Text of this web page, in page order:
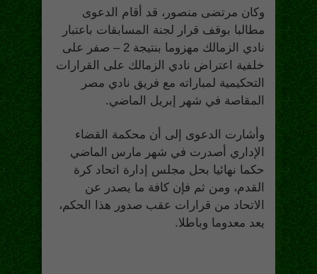
وكان مرتضى منصور، قد أقام الدعوى
مطالبا بوقف قرار لجنة المسابقات باعتبار
نادي الزمالك مهزوما بنتيجة 2 – صفر على
خلفية اعتراض نادي الزمالك على القرارات
التحكيمية لمباراته مع فريق نادي مصر
المقاصة في شهر إبريل الماضي.
وأشارت الدعوى إلى أن محكمة القضاء
الإداري أصدرت في شهر مارس الماضي
حكما نهائيا بحل مجلس إدارة اتحاد كرة
القدم، ومن ثم فإن كافة ما يصدر عن
الاتحاد من قرارات عقب صدور هذا الحكم،
يعد معدوما وباطلا.